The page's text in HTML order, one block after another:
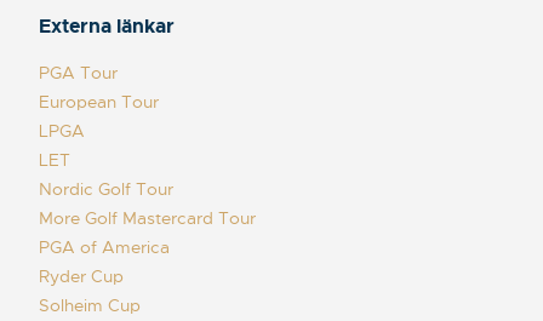
Externa länkar
PGA Tour
European Tour
LPGA
LET
Nordic Golf Tour
More Golf Mastercard Tour
PGA of America
Ryder Cup
Solheim Cup